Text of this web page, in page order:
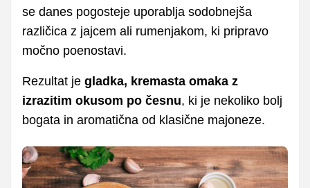
se danes pogosteje uporablja sodobnejša
različica z jajcem ali rumenjakom, ki pripravo
močno poenostavi.
Rezultat je gladka, kremasta omaka z
izrazitim okusom po česnu, ki je nekoliko bolj
bogata in aromatična od klasične majoneze.